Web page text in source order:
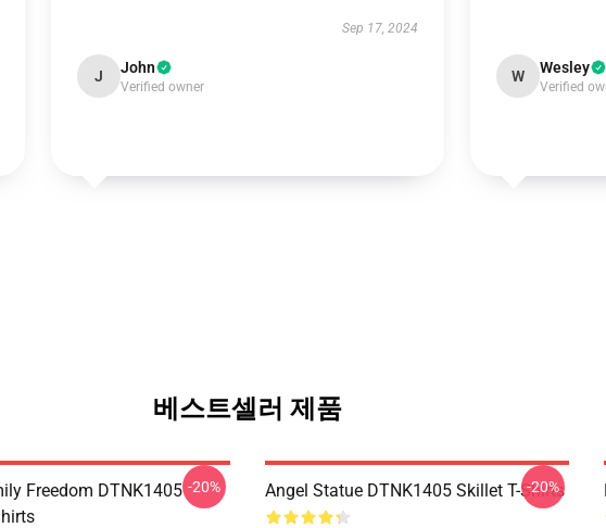
Sep 17, 2024
J John
Verified owner
W Wesley
Verified
베스트셀러 제품
Freedom DTNK1405 -20% Angel Statue DTNK1405 Skillet T-Shirts
-20%